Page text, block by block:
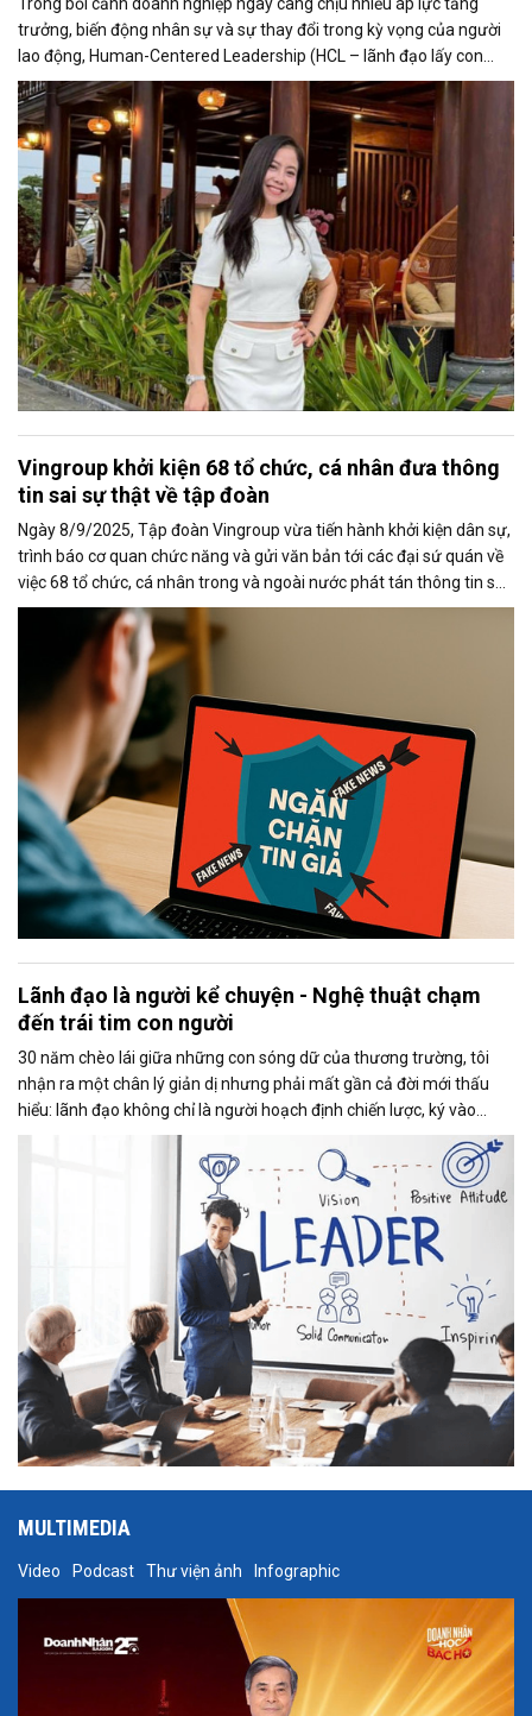
trưởng, biến động nhân sự và sự thay đổi trong kỳ vọng của người
lao động, Human-Centered Leadership (HCL – lãnh đạo lấy con
người làm trung tâm) đang được nhắc đến như một xu hướng quản
trị hiện đại.
Vingroup khởi kiện 68 tổ chức, cá nhân đưa thông
tin sai sự thật về tập đoàn
Ngày 8/9/2025, Tập đoàn Vingroup vừa tiến hành khởi kiện dân sự,
trình báo cơ quan chức năng và gửi văn bản tới các đại sứ quán về
việc 68 tổ chức, cá nhân trong và ngoài nước phát tán thông tin sai
sự thật về tập đoàn trên Internet. Việc Vingroup kiên quyết xử lý
hành vi xuyên tạc, bịa đặt, cố ý dẫn dắt dư luận không chỉ nhằm
bảo vệ quyền lợi hợp pháp của doanh nghiệp mà còn vì lợi ích xã hội
và sự tôn nghiêm của pháp luật.
Lãnh đạo là người kể chuyện - Nghệ thuật chạm
đến trái tim con người
30 năm chèo lái giữa những con sóng dữ của thương trường, tôi
nhận ra một chân lý giản dị nhưng phải mất gần cả đời mới thấu
hiểu: lãnh đạo không chỉ là người hoạch định chiến lược, ký vào
những quyết định then chốt hay giữ sự bình tĩnh để đưa con thuyền
vượt qua bão tố khủng hoảng, lãnh đạo còn là người biết kể chuyện.
MULTIMEDIA
Video Podcast Thư viện ảnh Infographic